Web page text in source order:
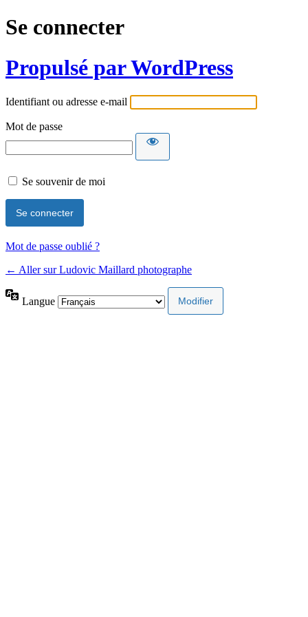
Se connecter
Propulsé par WordPress
Identifiant ou adresse e-mail
Mot de passe
Se souvenir de moi
Mot de passe oublié ?
← Aller sur Ludovic Maillard photographe
Langue